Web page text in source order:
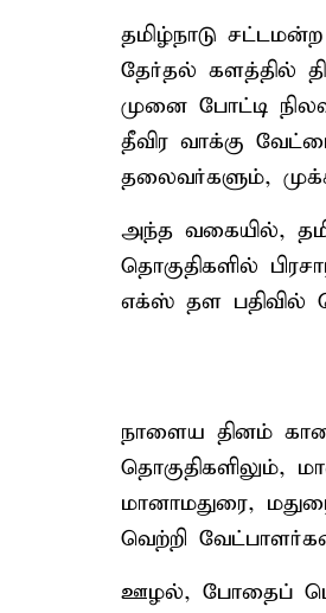
தமிழ்நாடு சட்டமன்ற
தேர்தல் களத்தில்
முனை போட்டி
தீவிர வாக்கு
தலைவர்களும்,
அந்த வகையில்,
தொகுதிகளில்
எக்ஸ் தள பதிவில்
நாளைய தினம்
தொகுதிகளிலும்,
மானாமதுரை,
வெற்றி
ஊழல், போதைப்